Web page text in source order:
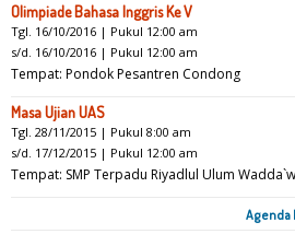
Olimpiade Bahasa Inggris Ke V
Tgl. 16/10/2016 | Pukul 12:00 am
s/d. 16/10/2016 | Pukul 12:00 am
Tempat: Pondok Pesantren Condong
Masa Ujian UAS
Tgl. 28/11/2015 | Pukul 8:00 am
s/d. 17/12/2015 | Pukul 12:00 am
Tempat: SMP Terpadu Riyadlul Ulum
Agenda